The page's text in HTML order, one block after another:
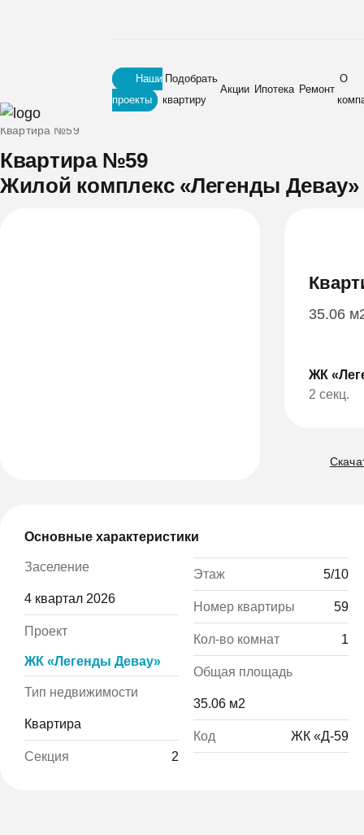
Наши
проекты
Подобрать
квартиру
Акции Ипотека Ремонт
О
Главная Новостройки•Жилой комплекс «Легенды Девау»
Квартира №59
Квартира №59
Жилой комплекс «Легенды Девау»
35.06
ЖК
2 секц.
Основные характеристики
Заселение
4 квартал 2026
Проект
ЖК «Легенды Девау»
Тип недвижимости
Квартира
Секция 2
Этаж 5/10
Номер квартиры 59
Кол-во комнат 1
Общая площадь
35.06 м2
Код ЖК «Д-59